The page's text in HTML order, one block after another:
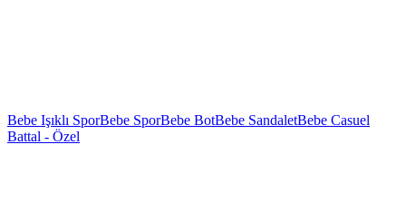
Bebe Işıklı SporBebe SporBebe BotBebe SandaletBebe Casuel
Battal - Özel